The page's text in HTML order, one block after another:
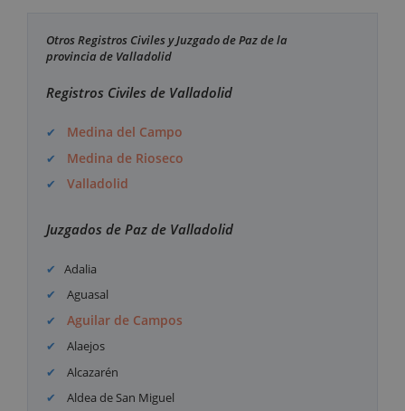
Otros Registros Civiles y Juzgado de Paz de la
provincia de Valladolid
Registros Civiles de Valladolid
Medina del Campo
Medina de Rioseco
Valladolid
Juzgados de Paz de Valladolid
Adalia
Aguasal
Aguilar de Campos
Alaejos
Alcazarén
Aldea de San Miguel